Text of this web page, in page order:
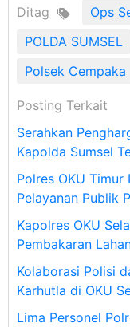
Ditag
Ops
POLDA SUMSEL
Polsek Cempaka
Posting Terkait
Serahkan
Kapolda Sumsel
Polres OKU Timur
Pelayanan Publik
Kapolres OKU
Pembakaran
Kolaborasi Polisi
Karhutla di OKU
Lima Personel